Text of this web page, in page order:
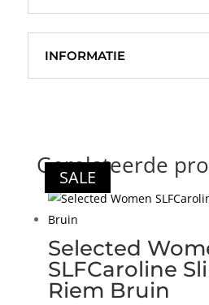
INFORMATIE
Gerelateerde
SALE
Selected
SLFCaroline
Riem Bruin